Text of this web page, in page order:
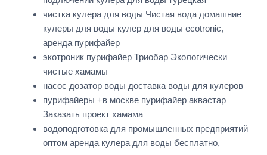
чистка кулера для воды Чистая вода домашние
кулеры для воды кулер для воды ecotronic,
аренда пурифайер
экотроник пурифайер Триобар Экологически
чистые хамамы
насос дозатор воды доставка воды для кулеров
пурифайеры +в москве пурифайер аквастар
Заказать проект хамама
водоподготовка для промышленных предприятий
оптом аренда кулера для воды бесплатно,